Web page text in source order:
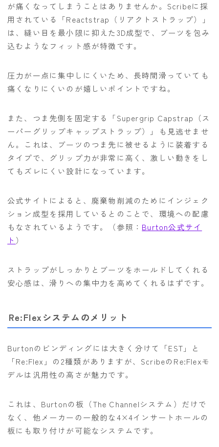
が痛くなってしまうことはありませんか。Scribeに採
用されている「Reactstrap（リアクトストラップ）」
は、縫い目を最小限に抑えた3D成型で、ブーツを包み
込むようなフィット感が特徴です。
圧力が一点に集中しにくいため、長時間滑っていても
痛くなりにくいのが嬉しいポイントですね。
また、つま先側を固定する「Supergrip Capstrap（ス
ーパーグリップキャップストラップ）」も見逃せませ
ん。これは、ブーツのつま先に被せるように装着する
タイプで、グリップ力が非常に高く、激しい動きをし
てもズレにくい設計になっています。
公式サイトによると、廃棄物削減のためにインジェク
ション成型を採用しているとのことで、環境への配慮
もなされているようです。（参照： Burton公式サイ
ト ）
ストラップがしっかりとブーツをホールドしてくれる
安心感は、滑りへの集中力を高めてくれるはずです。
Re:Flexシステムのメリット
Burtonのビンディングには大きく分けて「EST」と
「Re:Flex」の2種類がありますが、ScribeのRe:Flexモ
デルは汎用性の高さが魅力です。
これは、Burtonの板（The Channelシステム）だけで
なく、他メーカーの一般的な4×4インサートホールの
板にも取り付けが可能なシステムです。